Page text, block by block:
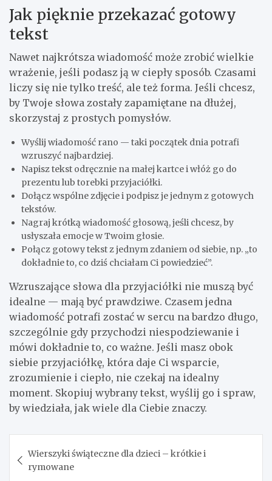
Jak pięknie przekazać gotowy
tekst
Nawet najkrótsza wiadomość może zrobić wielkie
wrażenie, jeśli podasz ją w ciepły sposób. Czasami
liczy się nie tylko treść, ale też forma. Jeśli chcesz,
by Twoje słowa zostały zapamiętane na dłużej,
skorzystaj z prostych pomysłów.
Wyślij wiadomość rano — taki początek dnia potrafi
wzruszyć najbardziej.
Napisz tekst odręcznie na małej kartce i włóż go do
prezentu lub torebki przyjaciółki.
Dołącz wspólne zdjęcie i podpisz je jednym z gotowych
tekstów.
Nagraj krótką wiadomość głosową, jeśli chcesz, by
usłyszała emocje w Twoim głosie.
Połącz gotowy tekst z jednym zdaniem od siebie, np. „to
dokładnie to, co dziś chciałam Ci powiedzieć”.
Wzruszające słowa dla przyjaciółki nie muszą być
idealne — mają być prawdziwe. Czasem jedna
wiadomość potrafi zostać w sercu na bardzo długo,
szczególnie gdy przychodzi niespodziewanie i
mówi dokładnie to, co ważne. Jeśli masz obok
siebie przyjaciółkę, która daje Ci wsparcie,
zrozumienie i ciepło, nie czekaj na idealny
moment. Skopiuj wybrany tekst, wyślij go i spraw,
by wiedziała, jak wiele dla Ciebie znaczy.
wpisu
Wierszyki świąteczne dla dzieci – krótkie i
rymowane